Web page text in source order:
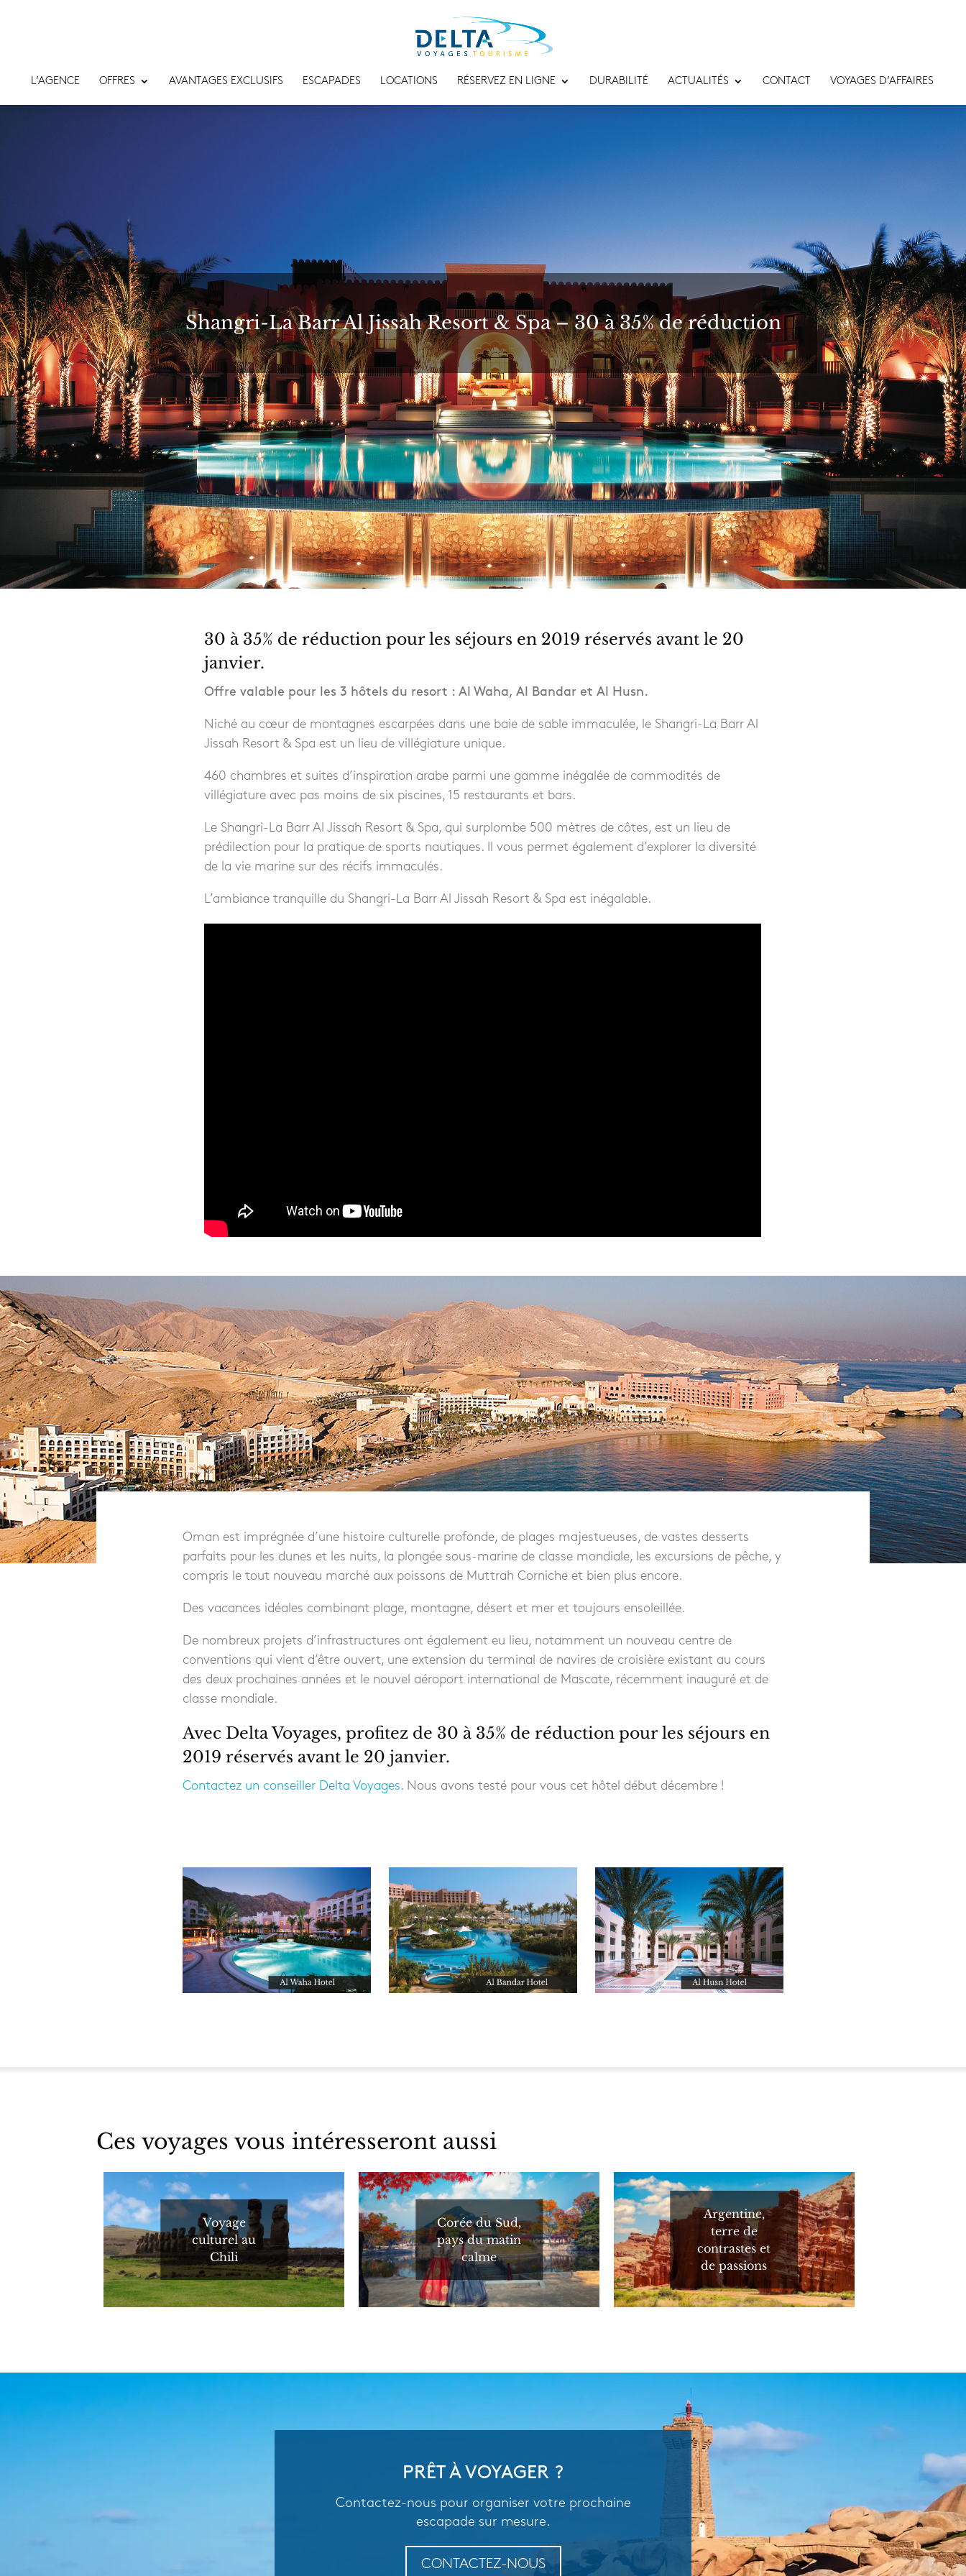
L’AGENCE OFFRES AVANTAGES EXCLUSIFS ESCAPADES LOCATIONS RÉSERVEZ EN LIGNE DURABILITÉ ACTUALITÉS CONTACT VOYAGES D’AFFAIRES
Shangri-La Barr Al Jissah Resort & Spa – 30 à 35% de réduction
30 à 35% de réduction pour les séjours en 2019 réservés avant le 20
janvier.
Offre valable pour les 3 hôtels du resort : Al Waha, Al Bandar et Al Husn.
Niché au cœur de montagnes escarpées dans une baie de sable immaculée, le Shangri-La Barr Al
Jissah Resort & Spa est un lieu de villégiature unique.
460 chambres et suites d’inspiration arabe parmi une gamme inégalée de commodités de
villégiature avec pas moins de six piscines, 15 restaurants et bars.
Le Shangri-La Barr Al Jissah Resort & Spa, qui surplombe 500 mètres de côtes, est un lieu de
prédilection pour la pratique de sports nautiques. Il vous permet également d’explorer la diversité
de la vie marine sur des récifs immaculés.
L’ambiance tranquille du Shangri-La Barr Al Jissah Resort & Spa est inégalable.
Oman est imprégnée d’une histoire culturelle profonde, de plages majestueuses, de vastes desserts
parfaits pour les dunes et les nuits, la plongée sous-marine de classe mondiale, les excursions de pêche, y
compris le tout nouveau marché aux poissons de Muttrah Corniche et bien plus encore.
Des vacances idéales combinant plage, montagne, désert et mer et toujours ensoleillée.
De nombreux projets d’infrastructures ont également eu lieu, notamment un nouveau centre de
conventions qui vient d’être ouvert, une extension du terminal de navires de croisière existant au cours
des deux prochaines années et le nouvel aéroport international de Mascate, récemment inauguré et de
classe mondiale.
Avec Delta Voyages, profitez de 30 à 35% de réduction pour les séjours en
2019 réservés avant le 20 janvier.
Contactez un conseiller Delta Voyages. Nous avons testé pour vous cet hôtel début décembre !
Ces voyages vous intéresseront aussi
Voyage
culturel au
Chili
Corée du Sud,
pays du matin
calme
Argentine,
terre de
contrastes et
de passions
PRÊT À VOYAGER ?
Contactez-nous pour organiser votre prochaine
escapade sur mesure.
CONTACTEZ-NOUS